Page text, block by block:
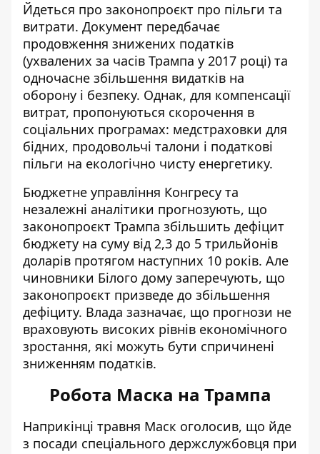
Йдеться про законопроєкт про пільги та
витрати. Документ передбачає
продовження знижених податків
(ухвалених за часів Трампа у 2017 році) та
одночасне збільшення видатків на
оборону і безпеку. Однак, для компенсації
витрат, пропонуються скорочення в
соціальних програмах: медстраховки для
бідних, продовольчі талони і податкові
пільги на екологічно чисту енергетику.
Бюджетне управління Конгресу та
незалежні аналітики прогнозують, що
законопроєкт Трампа збільшить дефіцит
бюджету на суму від 2,3 до 5 трильйонів
доларів протягом наступних 10 років. Але
чиновники Білого дому заперечують, що
законопроєкт призведе до збільшення
дефіциту. Влада зазначає, що прогнози не
враховують високих рівнів економічного
зростання, які можуть бути спричинені
зниженням податків.
Робота Маска на Трампа
Наприкінці травня Маск оголосив, що йде
з посади спеціального держслужбовця при